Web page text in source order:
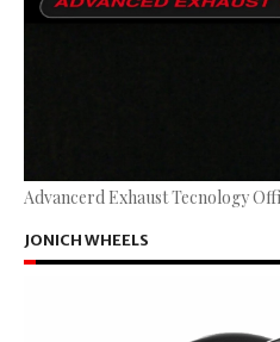
Advancerd Exhaust Tecnology
JONICH WHEELS